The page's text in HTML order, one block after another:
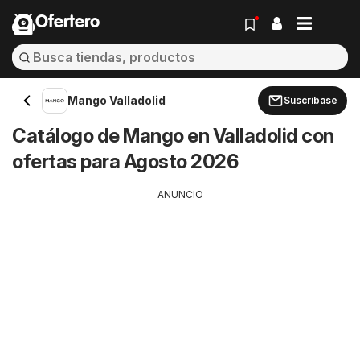
Ofertero
Mango Valladolid Suscríbase
Catálogo de Mango en Valladolid con
ofertas para Agosto 2026
ANUNCIO